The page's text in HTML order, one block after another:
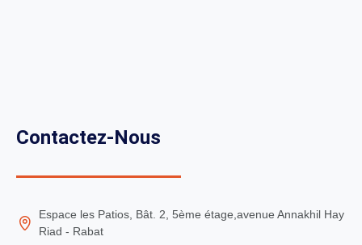
Contactez-Nous
Espace les Patios, Bât. 2, 5ème étage,avenue Annakhil Hay
Riad - Rabat